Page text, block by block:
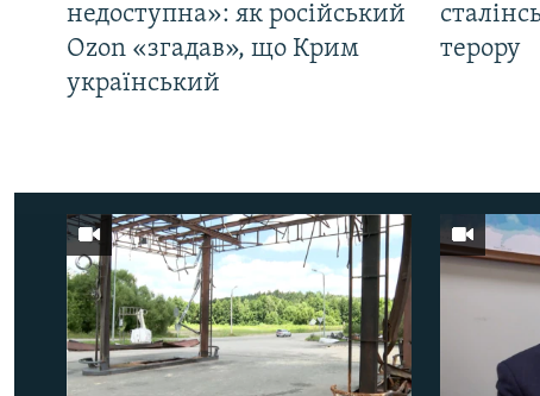
недоступна»: як російський
Ozon «згадав», що Крим
український
терору